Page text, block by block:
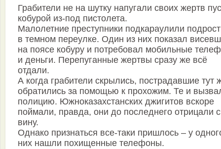
Грабители не на шутку напугали своих жертв
кобурой из-под пистолета.
Малолетние преступники подкараулили
в темном переулке. Один из них показал
на поясе кобуру и потребовал мобильные
и деньги. Перепуганные жертвы сразу же всё
отдали.
А когда грабители скрылись, пострадавшие тут
обратились за помощью к прохожим. Те и
полицию. Южноказахстанских джигитов вскоре
поймали, правда, они до последнего отрицали
вину.
Однако признаться все-таки пришлось – у
них нашли похищенные телефоны.